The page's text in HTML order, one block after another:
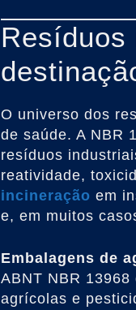
O universo dos
de saúde. A NBR
resíduos
reatividade,
incineração em
e, em muitos
Embalagens de
ABNT NBR
agrícolas e